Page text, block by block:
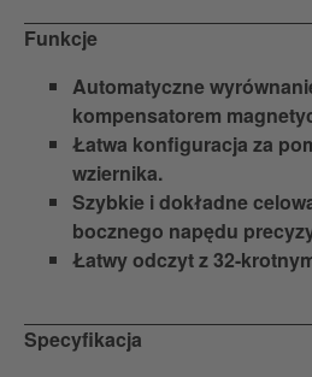
Funkcje
Automatyczne
kompensatorem
Łatwa konfiguracja za
wziernika.
Szybkie i dokładne
bocznego napędu
Łatwy odczyt z 32-
Specyfikacja